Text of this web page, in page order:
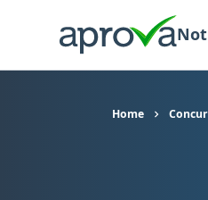
Home